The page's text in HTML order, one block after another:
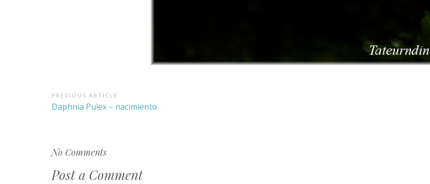
Navegación
de
PREVIOUS ARTICLE
Previous
Daphnia Pulex – nacimiento
No Comments
Post a Comment